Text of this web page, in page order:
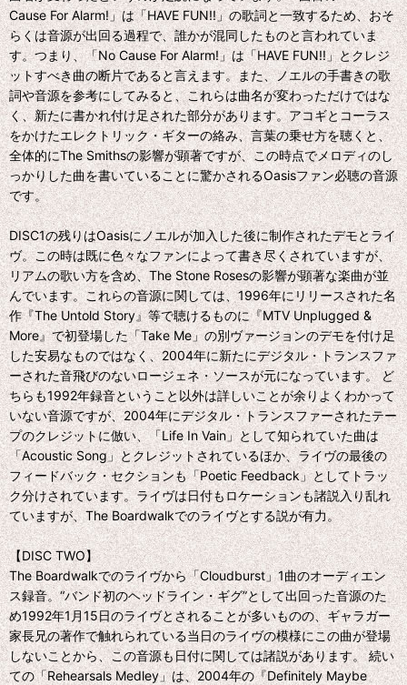
Cause For Alarm!」は「HAVE FUN!!」の歌詞と一致するため、おそ
らくは音源が出回る過程で、誰かが混同したものと言われていま
す。つまり、「No Cause For Alarm!」は「HAVE FUN!!」とクレジ
ットすべき曲の断片であると言えます。また、ノエルの手書きの歌
詞や音源を参考にしてみると、これらは曲名が変わっただけではな
く、新たに書かれ付け足された部分があります。アコギとコーラス
をかけたエレクトリック・ギターの絡み、言葉の乗せ方を聴くと、
全体的にThe Smithsの影響が顕著ですが、この時点でメロディのし
っかりした曲を書いていることに驚かされるOasisファン必聴の音源
です。
DISC1の残りはOasisにノエルが加入した後に制作されたデモとライ
ヴ。この時は既に色々なファンによって書き尽くされていますが、
リアムの歌い方を含め、The Stone Rosesの影響が顕著な楽曲が並
んでいます。これらの音源に関しては、1996年にリリースされた名
作『The Untold Story』等で聴けるものに『MTV Unplugged &
More』で初登場した「Take Me」の別ヴァージョンのデモを付け足
した安易なものではなく、2004年に新たにデジタル・トランスファ
ーされた音飛びのないロージェネ・ソースが元になっています。 ど
ちらも1992年録音ということ以外は詳しいことが余りよくわかって
いない音源ですが、2004年にデジタル・トランスファーされたテー
プのクレジットに倣い、「Life In Vain」として知られていた曲は
「Acoustic Song」とクレジットされているほか、ライヴの最後の
フィードバック・セクションも「Poetic Feedback」としてトラッ
ク分けされています。ライヴは日付もロケーションも諸説入り乱れ
ていますが、The Boardwalkでのライヴとする説が有力。
【DISC TWO】
The Boardwalkでのライヴから「Cloudburst」1曲のオーディエン
ス録音。“バンド初のヘッドライン・ギグ”として出回った音源のた
め1992年1月15日のライヴとされることが多いものの、ギャラガー
家長兄の著作で触れられている当日のライヴの模様にこの曲が登場
しないことから、この音源も日付に関しては諸説があります。 続い
ての「Rehearsals Medley」は、2004年の『Definitely Maybe